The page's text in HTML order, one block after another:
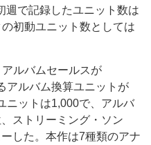
週で記録したユニット数は
初動ユニット数としては
ルバムセールスが
アルバム換算ユニットが
ニットは1,000で、アルバ
ストリーミング・ソン
した。本作は7種類のアナ